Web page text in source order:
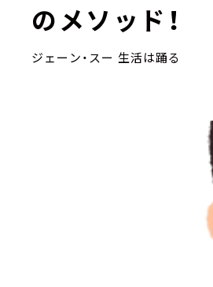
のメソッド！
ジェーン・スー 生活は踊る